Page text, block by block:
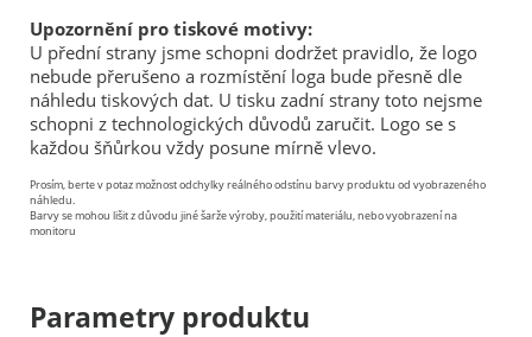
Upozornění pro tiskové motivy:
U přední strany jsme schopni dodržet pravidlo, že logo
nebude přerušeno a rozmístění loga bude přesně dle
náhledu tiskových dat. U tisku zadní strany toto nejsme
schopni z technologických důvodů zaručit. Logo se s
každou šňůrkou vždy posune mírně vlevo.
Prosím, berte v potaz možnost odchylky reálného odstínu barvy produktu od vyobrazeného
náhledu.
Barvy se mohou lišit z důvodu jiné šarže výroby, použití materiálu, nebo vyobrazení na
monitoru
Parametry produktu